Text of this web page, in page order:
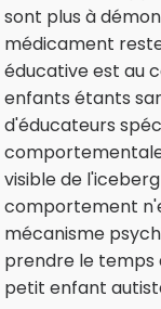
sont plus à
médicament
éducative est au
enfants étants
d'éducateurs
visible de
comportement
mécanisme
prendre le temps
petit enfant